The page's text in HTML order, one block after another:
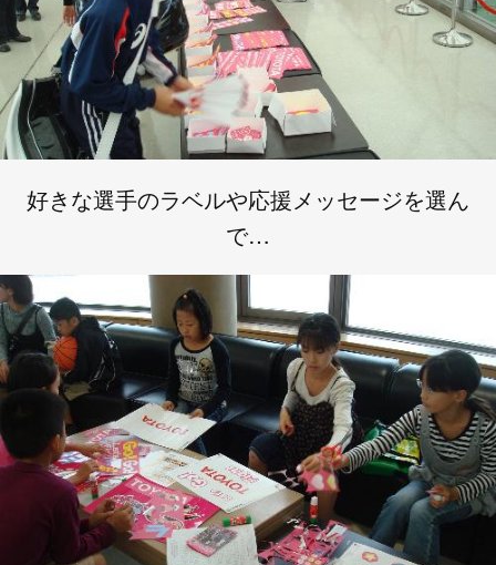
好きな選手のラベルや応援メッセージを選ん
で…